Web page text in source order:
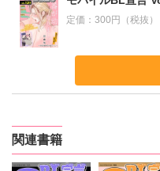
定価：300円（税抜）
関連書籍